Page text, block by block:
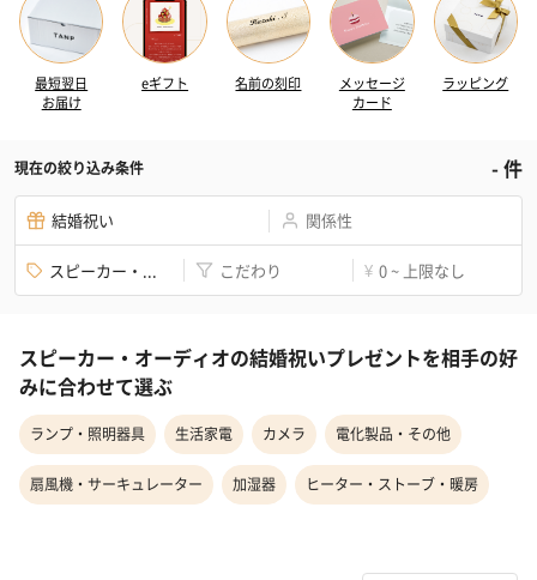
最短翌日
お届け
eギフト 名前の刻印
メッセージ
カード
ラッピング
現在の絞り込み条件 -件
結婚祝い 関係性
スピーカー・... こだわり ¥ 0 ~ 上限なし
スピーカー・オーディオの結婚祝いプレゼントを相手の好
みに合わせて選ぶ
ランプ・照明器具 生活家電 カメラ 電化製品・その他
扇風機・サーキュレーター 加湿器 ヒーター・ストーブ・暖房